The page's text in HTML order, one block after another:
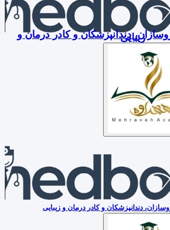
دندانپزشکان و کادر درمان وزیبایی
دندانپزشکان و کادر درمان و زیبایی